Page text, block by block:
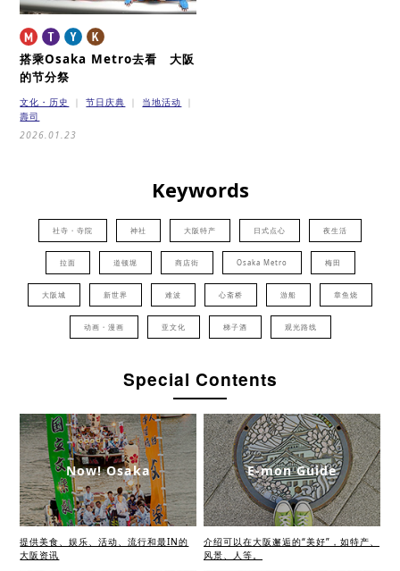
搭乘Osaka Metro去看 大阪
的节分祭
文化・历史 节日庆典
当地活动
壽司
2026.01.23
Keywords
社寺・寺院 神社 大阪特产 日式点心 夜生活
拉面 道顿堀 商店街 Osaka Metro 梅田
大阪城 新世界 难波 心斋桥 游船 章鱼烧
动画・漫画 亚文化 梯子酒 观光路线
Special Contents
Now! Osaka
提供美食、娱乐、活动、流行和最IN的
大阪资讯
E-mon Guide
介绍可以在大阪邂逅的“美好”，如特产、
风景、人等。